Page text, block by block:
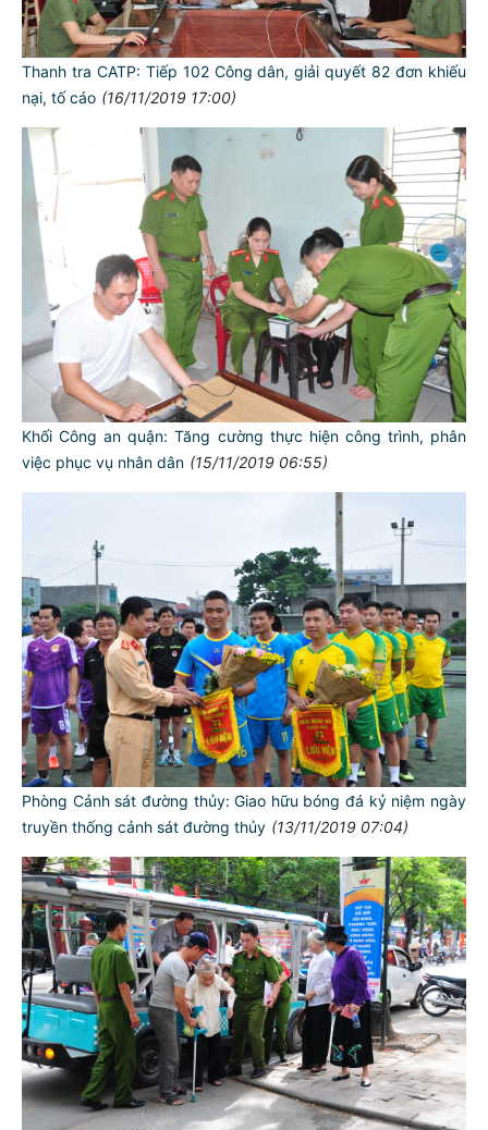
Thanh tra CATP: Tiếp 102 Công dân, giải quyết 82 đơn khiếu
nại, tố cáo (16/11/2019 17:00)
Khối Công an quận: Tăng cường thực hiện công trình, phân
việc phục vụ nhân dân (15/11/2019 06:55)
Phòng Cảnh sát đường thủy: Giao hữu bóng đá kỷ niệm ngày
truyền thống cảnh sát đường thủy (13/11/2019 07:04)